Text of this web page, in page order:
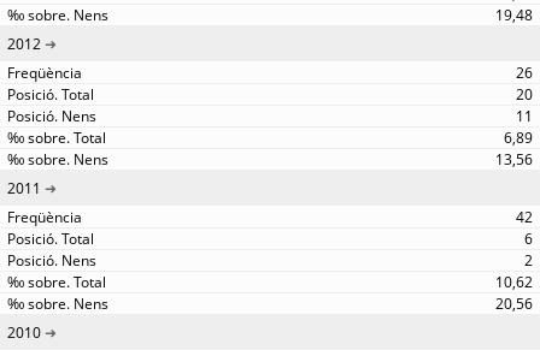
19,48
2012
26
20
11
6,89
13,56
2011
42
6
2
10,62
20,56
2010